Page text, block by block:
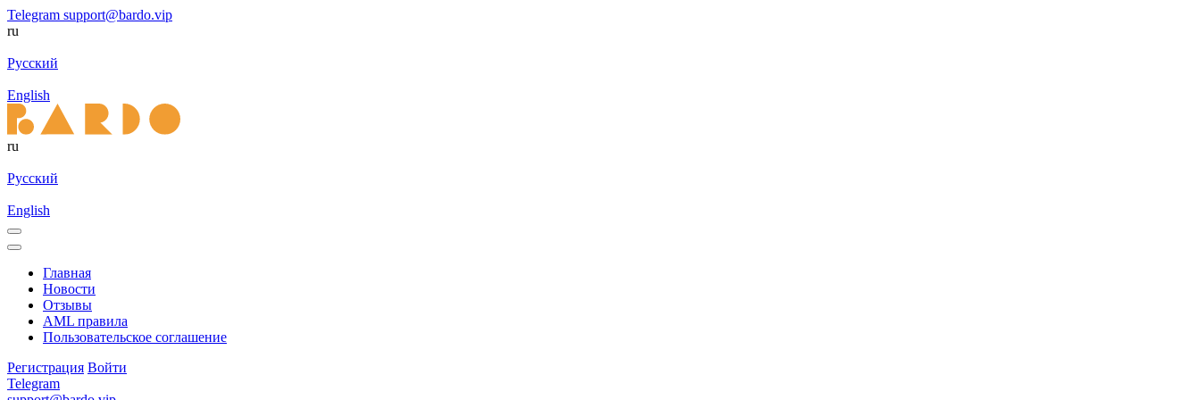
Telegram support@bardo.vip
ru
Русский
English
ru
Русский
English
Главная
Новости
Отзывы
AML правила
Пользовательское соглашение
Регистрация Войти
Telegram